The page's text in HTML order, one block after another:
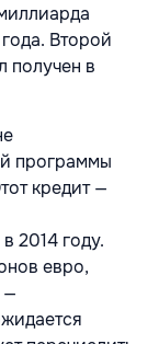
Второй
получен в
программы
кредит —
2014 году.
евро,
—